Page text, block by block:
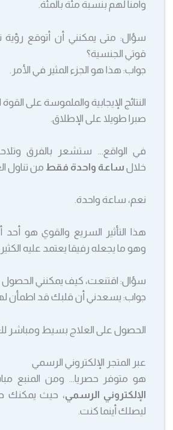
وآمنا لهم بنسبة مئة بالمئة.
سؤال: متى يمكنني أن أتوقع رؤية
قوتي الجنسية؟
جواب: هذا هو الجزء المثير في الأمر.
النتائج الإيجابية والملموسة على
صبرا طويلا على الإطلاق.
في الواقع… ستشعر بالفرق
خلال ساعة واحدة فقطمن تناول
نعم، ساعة واحدة.
هذا التأثير السريع والقوي هو أحد
وهو ما يجعله رفيقا يعتمد عليه
سؤال: اقتنعت، كيف يمكنني الحصول
جواب: يسعدني أن قلبك قد اطمأن
الحصول على العلاج بسيط ومباشر
عبر المتجر الإلكتروني الرسمي
هو متوفر حصريا… ومن المنبع
الإلكتروني الرسمي ، حيث يمكنك
ليصلك أينما كنت.